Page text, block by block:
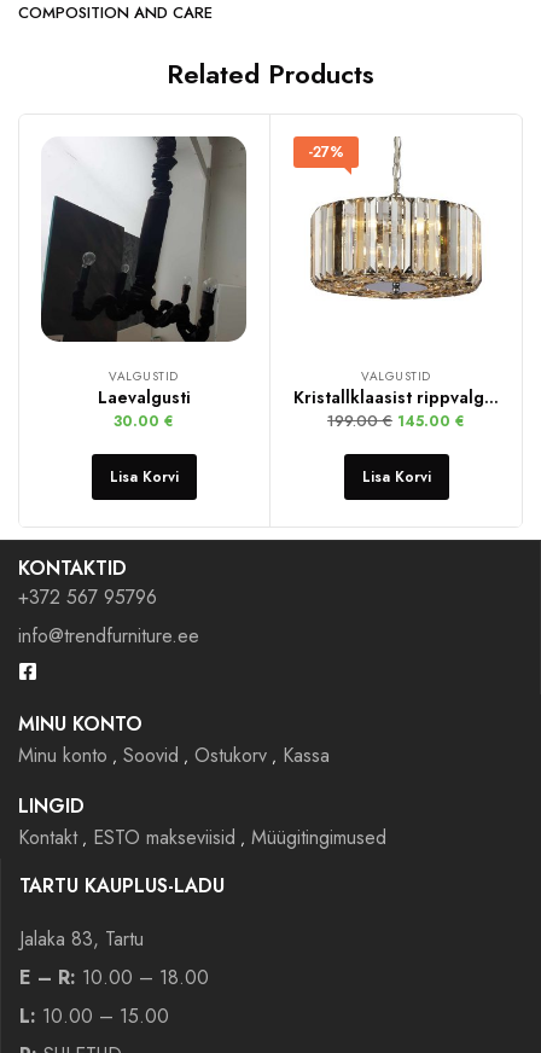
COMPOSITION AND CARE
Related Products
VALGUSTID
Laevalgusti
30.00 €
Lisa Korvi
-27%
VALGUSTID
Kristallklaasist rippvalgusti
199.00€ 145.00 €
Lisa Korvi
KONTAKTID
+372 567 95796
info@trendfurniture.ee
MINU KONTO
Minu konto
Soovid Ostukorv
Kassa
LINGID
Kontakt
ESTO makseviisid
Müügitingimused
TARTU KAUPLUS-LADU
Jalaka 83, Tartu
E – R: 10.00 – 18.00
L: 10.00 – 15.00